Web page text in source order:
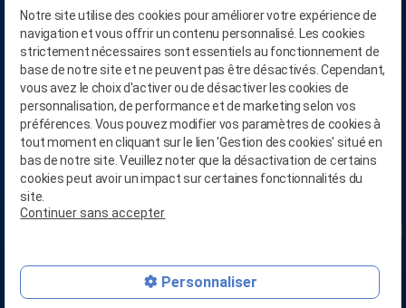
mail
CONTACTEZ-NOUS AU
03.28.04.05.90
Notre site utilise des cookies pour améliorer votre expérience de
navigation et vous offrir un contenu personnalisé. Les cookies
strictement nécessaires sont essentiels au fonctionnement de
base de notre site et ne peuvent pas être désactivés. Cependant,
vous avez le choix d'activer ou de désactiver les cookies de
personnalisation, de performance et de marketing selon vos
préférences. Vous pouvez modifier vos paramètres de cookies à
tout moment en cliquant sur le lien 'Gestion des cookies' situé en
bas de notre site. Veuillez noter que la désactivation de certains
cookies peut avoir un impact sur certaines fonctionnalités du
site.
Continuer sans accepter
Personnaliser